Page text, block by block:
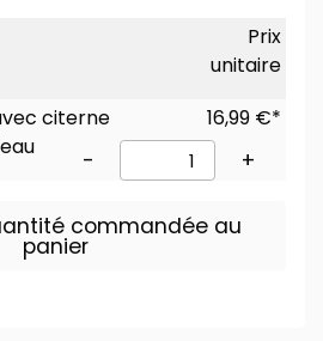
Prix
unitaire
citerne
16,99 €*
- +
commandée au
panier